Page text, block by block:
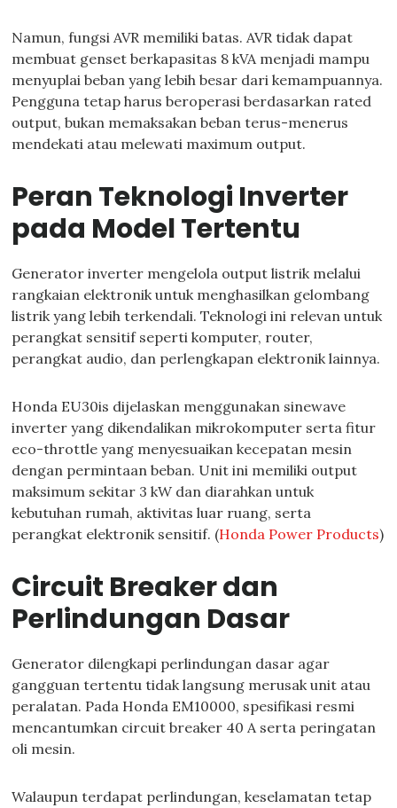
Namun, fungsi AVR memiliki batas. AVR tidak dapat
membuat genset berkapasitas 8 kVA menjadi mampu
menyuplai beban yang lebih besar dari kemampuannya.
Pengguna tetap harus beroperasi berdasarkan rated
output, bukan memaksakan beban terus-menerus
mendekati atau melewati maximum output.
Peran Teknologi Inverter
pada Model Tertentu
Generator inverter mengelola output listrik melalui
rangkaian elektronik untuk menghasilkan gelombang
listrik yang lebih terkendali. Teknologi ini relevan untuk
perangkat sensitif seperti komputer, router,
perangkat audio, dan perlengkapan elektronik lainnya.
Honda EU30is dijelaskan menggunakan sinewave
inverter yang dikendalikan mikrokomputer serta fitur
eco-throttle yang menyesuaikan kecepatan mesin
dengan permintaan beban. Unit ini memiliki output
maksimum sekitar 3 kW dan diarahkan untuk
kebutuhan rumah, aktivitas luar ruang, serta
perangkat elektronik sensitif. (Honda Power Products)
Circuit Breaker dan
Perlindungan Dasar
Generator dilengkapi perlindungan dasar agar
gangguan tertentu tidak langsung merusak unit atau
peralatan. Pada Honda EM10000, spesifikasi resmi
mencantumkan circuit breaker 40 A serta peringatan
oli mesin.
Walaupun terdapat perlindungan, keselamatan tetap